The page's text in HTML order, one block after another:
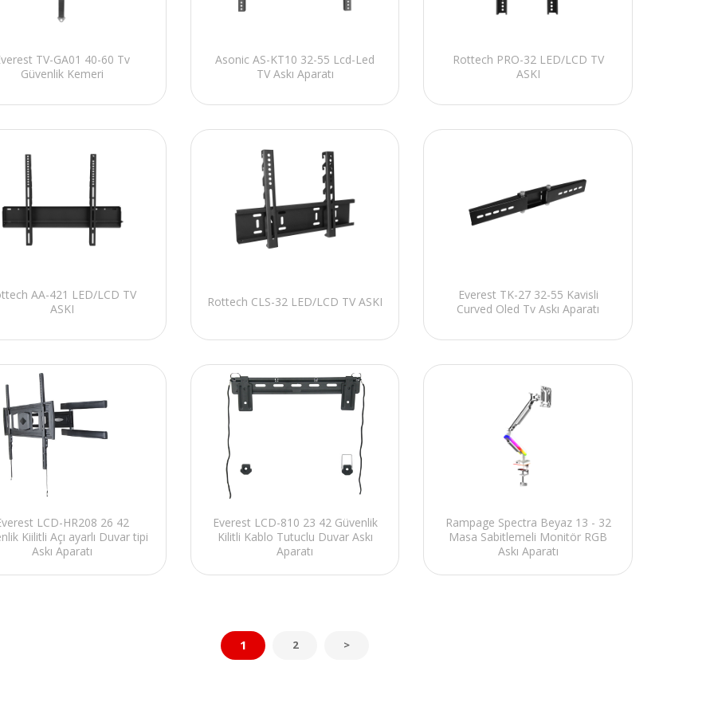
TV-GA01 40-60 Tv
Güvenlik Kemeri
Asonic AS-KT10 32-55 Lcd-Led
TV Askı Aparatı
Rottech PRO-32 LED/LCD TV
ASKI
AA-421 LED/LCD TV
ASKI
Rottech CLS-32 LED/LCD TV ASKI
Everest TK-27 32-55 Kavisli
Curved Oled Tv Askı Aparatı
LCD-HR208 26 42
Kiilitli Açı ayarlı Duvar tipi
Askı Aparatı
Everest LCD-810 23 42 Güvenlik
Kilitli Kablo Tutuclu Duvar Askı
Aparatı
Rampage Spectra Beyaz 13 - 32
Masa Sabitlemeli Monitör RGB
Askı Aparatı
1 2 >